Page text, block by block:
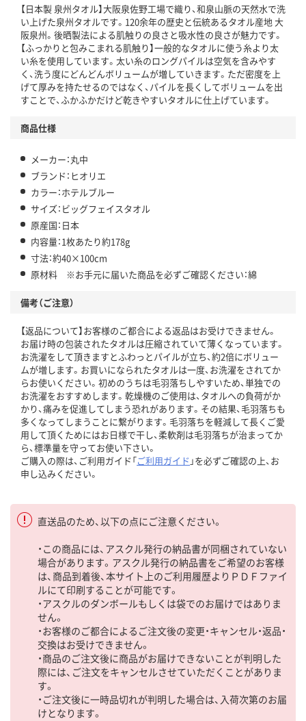
【日本製 泉州タオル】大阪泉佐野工場で織り、和泉山脈の天然水で洗
い上げた泉州タオルです。120余年の歴史と伝統あるタオル産地 大
阪泉州。後晒製法による肌触りの良さと吸水性の良さが魅力です。
【ふっかりと包みこまれる肌触り】一般的なタオルに使う糸より太
い糸を使用しています。太い糸のロングパイルは空気を含みやす
く、洗う度にどんどんボリュームが増していきます。ただ密度を上
げて厚みを持たせるのではなく、パイルを長くしてボリュームを出
すことで、ふかふかだけど乾きやすいタオルに仕上げています。
商品仕様
メーカー：丸中
ブランド：ヒオリエ
カラー：ホテルブルー
サイズ：ビッグフェイスタオル
原産国：日本
内容量：1枚あたり約178g
寸法：約40×100cm
原材料 ※お手元に届いた商品を必ずご確認ください：綿
備考（ご注意）
【返品について】お客様のご都合による返品はお受けできません。
お届け時の包装されたタオルは圧縮されていて薄くなっています。
お洗濯をして頂きますとふわっとパイルが立ち、約2倍にボリュー
ムが増します。お買いになられたタオルは一度、お洗濯をされてか
らお使いください。初めのうちは毛羽落ちしやすいため、単独での
お洗濯をおすすめします。乾燥機のご使用は、タオルへの負荷がか
かり、痛みを促進してしまう恐れがあります。その結果、毛羽落ちも
多くなってしまうことに繋がります。毛羽落ちを軽減して長くご愛
用して頂くためにはお日様で干し、柔軟剤は毛羽落ちが治まってか
ら、標準量を守ってお使い下さい。
ご購入の際は、ご利用ガイド「ご利用ガイド 」を必ずご確認の上、お
申し込みください。
直送品のため、以下の点にご注意ください。
・この商品には、アスクル発行の納品書が同梱されていない
場合があります。アスクル発行の納品書をご希望のお客様
は、商品到着後、本サイト上のご利用履歴よりＰＤＦファイ
ルにて印刷することが可能です。
・アスクルのダンボールもしくは袋でのお届けではありま
せん。
・お客様のご都合によるご注文後の変更・キャンセル・返品・
交換はお受けできません。
・商品のご注文後に商品がお届けできないことが判明した
際には、ご注文をキャンセルさせていただくことがありま
す。
・ご注文後に一時品切れが判明した場合は、入荷次第のお届
けとなります。